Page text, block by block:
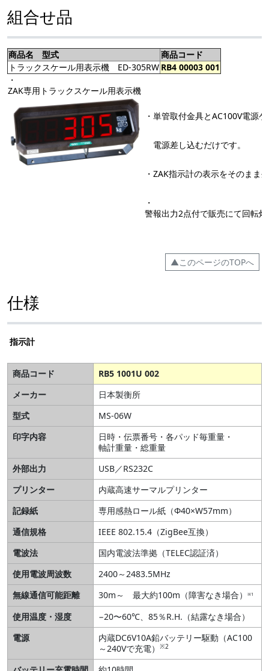
組合せ品
商品名 型式
商品コード
トラックスケール用表示機 ED-305RW RB4 00003 001
・
ZAK専用トラックスケール用表示機
・単管取付金具とAC100V電源
電源差し込むだけです。
・ZAK指示計の表示をそのまま
・
警報出力2点付で販売にて回転
▲このページのTOPへ
仕様
指示計
商品コード
RB5 1001U 002
メーカー
日本製衡所
型式
MS-06W
印字内容
日時・伝票番号・各パッド毎重量・
軸計重量・総重量
外部出力
USB／RS232C
プリンター
内蔵高速サーマルプリンター
記録紙
専用感熱ロール紙（Φ40×W57mm）
通信規格
IEEE 802.15.4（ZigBee互換）
電波法
国内電波法準拠（TELEC認証済）
使用電波周波数
2400～2483.5MHz
無線通信可能距離
30m～ 最大約100m（障害なき場合） ※1
使用温度・湿度
−20〜60℃、85％R.H.（結露なき場合）
電源
内蔵DC6V10A鉛バッテリー駆動（AC100
～240Vで充電）
※2